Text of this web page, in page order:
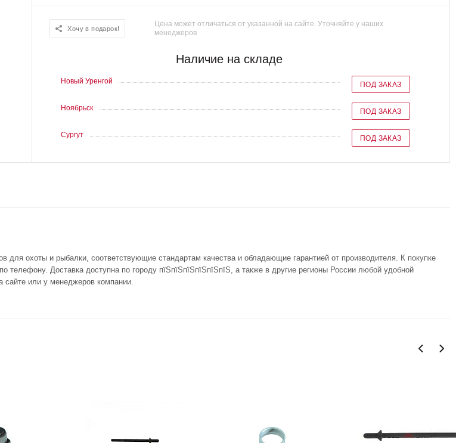
Хочу в подарок!
Цена может отличаться от указанной на сайте. Уточняйте у наших
менеджеров
Наличие на складе
Новый Уренгой ПОД ЗАКАЗ
Ноябрьск ПОД ЗАКАЗ
Сургут ПОД ЗАКАЗ
для охоты и рыбалки, соответствующие стандартам качества и обладающие гарантией от производителя. К покупке
Доставка доступна по городу пїЅпїЅпїЅпїЅпїЅпїЅ, а также в другие регионы России любой удобной
сайте или у менеджеров компании.